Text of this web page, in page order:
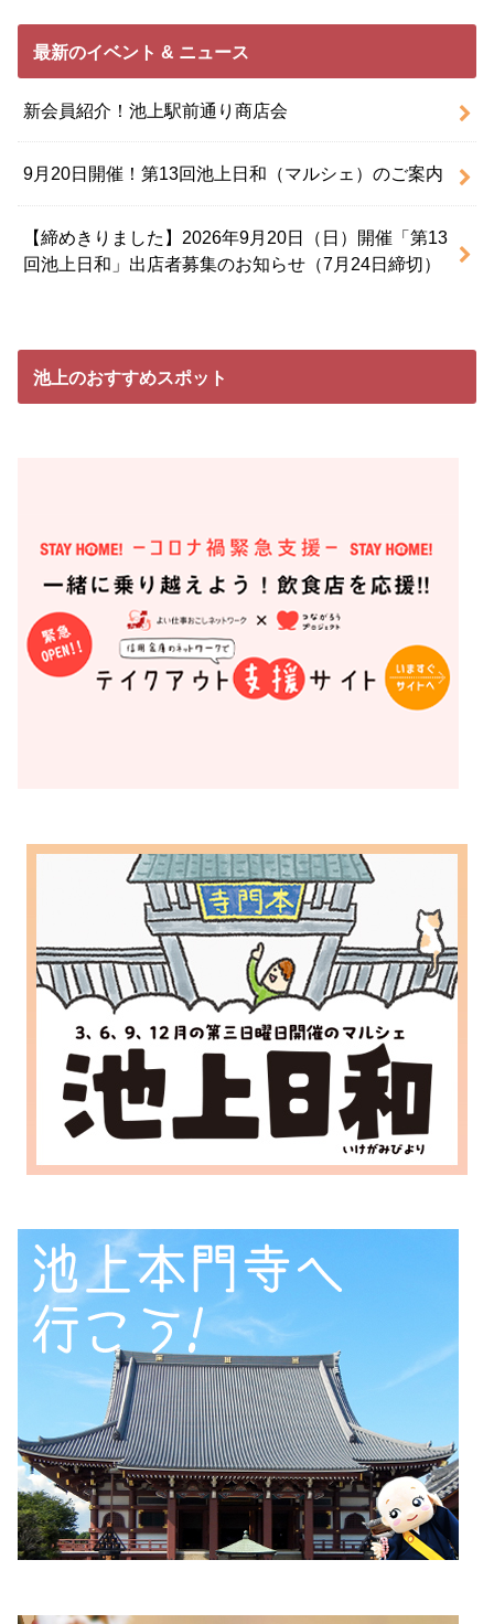
最新のイベント & ニュース
新会員紹介！池上駅前通り商店会
9月20日開催！第13回池上日和（マルシェ）のご案内
【締めきりました】2026年9月20日（日）開催「第13
回池上日和」出店者募集のお知らせ（7月24日締切）
池上のおすすめスポット